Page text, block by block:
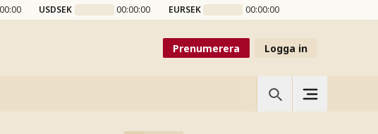
USDSEK 00:00:00 EURSEK 00:00:00
Prenumerera Logga in